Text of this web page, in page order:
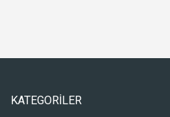
KATEGORİLER